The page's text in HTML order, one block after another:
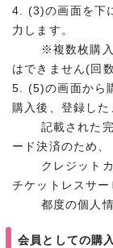
4. (3)の画面を下
力します。
※複数枚購入し
はできません(回
5. (5)の画面から
購入後、登録し
記載された完
ード決済のため、
クレジットカ
チケットレスサー
都度の個人情
会員としての購